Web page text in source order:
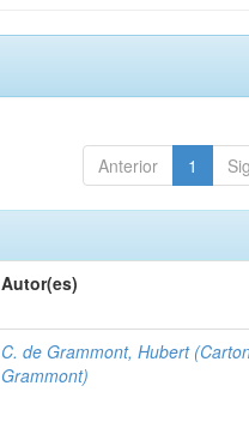
Anterior 1
Autor(es)
C. de Grammont, Hubert
Grammont)